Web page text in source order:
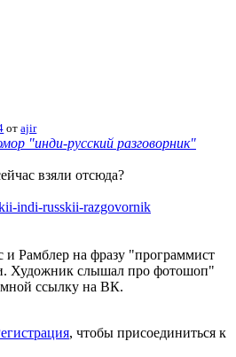
отajir
"инди-русский разговорник"
взяли отсюда?
indi-russkii-razgovornik
и Рамблер на фразу "программист
Художник слышал про фотошоп"
ссылку на ВК.
, чтобы присоединиться к